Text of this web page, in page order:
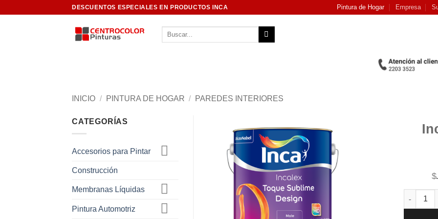
DESCUENTOS ESPECIALES EN PRODUCTOS INCA Pintura de Hogar Empresa
Buscar
INICIO / PINTURA DE HOGAR / PAREDES INTERIORES
CATEGORÍAS
Accesorios para Pintar
Construcción
Membranas Líquidas
Pintura Automotriz
Add to
wishlist
$
Incalex